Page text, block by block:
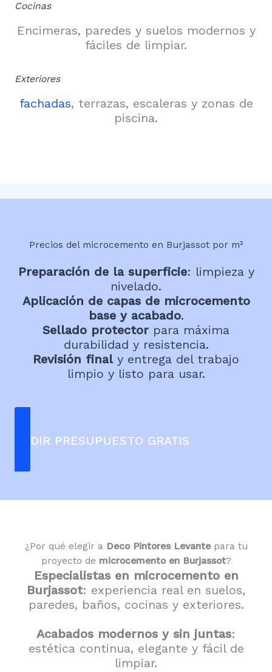
Cocinas
Encimeras, paredes y suelos modernos y
fáciles de limpiar.
Exteriores
fachadas, terrazas, escaleras y zonas de
piscina.
Precios del microcemento en Burjassot por m²
Preparación de la superficie: limpieza y
nivelado.
Aplicación de capas de microcemento
base y acabado.
Sellado protector para máxima
durabilidad y resistencia.
Revisión finaly entrega del trabajo
limpio y listo para usar.
PEDIR PRESUPUESTO GRATIS
¿Por qué elegir a Deco Pintores Levantepara tu
proyecto de microcemento en Burjassot?
Especialistas en microcemento en
Burjassot: experiencia real en suelos,
paredes, baños, cocinas y exteriores.
Acabados modernos y sin juntas:
estética continua, elegante y fácil de
limpiar.